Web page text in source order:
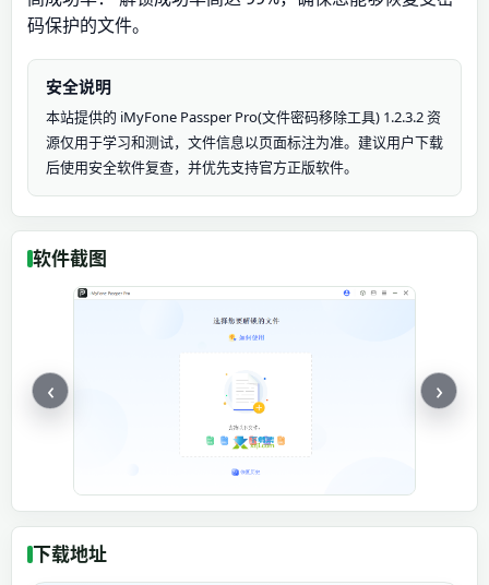
码保护的文件。
安全说明
本站提供的 iMyFone Passper Pro(文件密码移除工具) 1.2.3.2 资
源仅用于学习和测试，文件信息以页面标注为准。建议用户下载
后使用安全软件复查，并优先支持官方正版软件。
软件截图
‹ ›
下载地址